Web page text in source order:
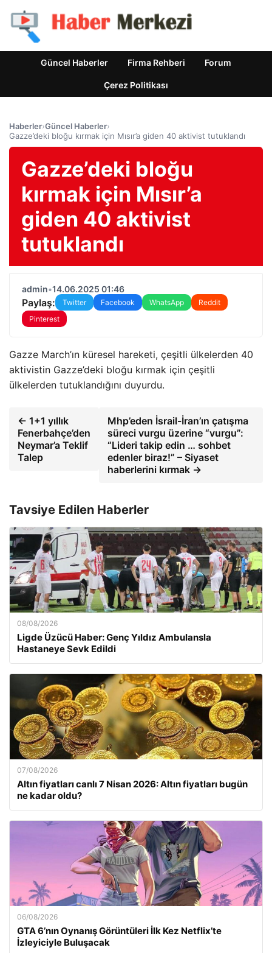
Güncel Haberler Firma Rehberi Forum
Çerez Politikası
Haberler›Güncel Haberler›
Gazze’deki bloğu kırmak için Mısır’a giden 40 aktivist tutuklandı
Gazze’deki bloğu
kırmak için Mısır’a
giden 40 aktivist
tutuklandı
admin•14.06.2025 01:46
Paylaş: Twitter Facebook WhatsApp
Reddit
Pinterest
Gazze March’ın küresel hareketi, çeşitli ülkelerden 40
aktivistin Gazze’deki bloğu kırmak için çeşitli
ülkelerden tutuklandığını duyurdu.
← 1+1 yıllık
Fenerbahçe’den
Neymar’a Teklif
Talep
Mhp’eden İsrail-İran’ın çatışma
süreci vurgu üzerine “vurgu”:
“Lideri takip edin … sohbet
edenler biraz!” – Siyaset
haberlerini kırmak →
Tavsiye Edilen Haberler
08/08/2026
Ligde Üzücü Haber: Genç Yıldız Ambulansla
Hastaneye Sevk Edildi
07/08/2026
Altın fiyatları canlı 7 Nisan 2026: Altın fiyatları bugün
ne kadar oldu?
06/08/2026
GTA 6’nın Oynanış Görüntüleri İlk Kez Netflix’te
İzleyiciyle Buluşacak